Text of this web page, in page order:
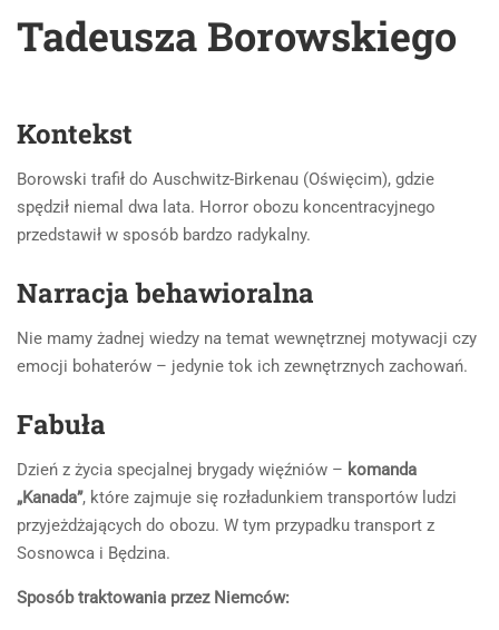
Tadeusza Borowskiego
Kontekst
Borowski trafił do Auschwitz-Birkenau (Oświęcim), gdzie
spędził niemal dwa lata. Horror obozu koncentracyjnego
przedstawił w sposób bardzo radykalny.
Narracja behawioralna
Nie mamy żadnej wiedzy na temat wewnętrznej motywacji czy
emocji bohaterów – jedynie tok ich zewnętrznych zachowań.
Fabuła
Dzień z życia specjalnej brygady więźniów – komanda
„Kanada”, które zajmuje się rozładunkiem transportów ludzi
przyjeżdżających do obozu. W tym przypadku transport z
Sosnowca i Będzina.
Sposób traktowania przez Niemców: